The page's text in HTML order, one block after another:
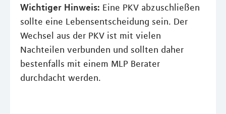
Wichtiger Hinweis: Eine PKV abzuschließen
sollte eine Lebensentscheidung sein. Der
Wechsel aus der PKV ist mit vielen
Nachteilen verbunden und sollten daher
bestenfalls mit einem MLP Berater
durchdacht werden.